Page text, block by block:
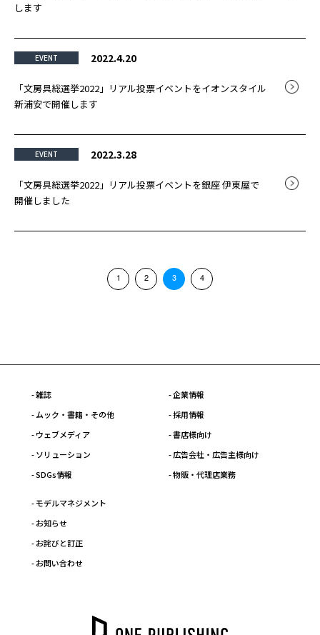
します
EVENT 2022.4.20
「文房具総選挙2022」リアル投票イベントをイオンスタイル
新浦安で開催します
EVENT 2022.3.28
「文房具総選挙2022」リアル投票イベントを銀座 伊東屋で
開催しました
1 2 3 4
- 雑誌
- ムック・書籍・その他
- ウェブメディア
- ソリューション
- SDGs情報
- 企業情報
- 採用情報
- 書店様向け
- 広告会社・広告主様向け
- 物販・代理店業務
- モデルマネジメント
- お知らせ
- お詫びと訂正
- お問い合わせ